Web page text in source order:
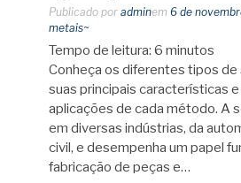
Publicado por adminem 6 de
metais~
Tempo de leitura: 6 minutos
Conheça os diferentes tipos de
suas principais características
aplicações de cada método. A
em diversas indústrias, da
civil, e desempenha um papel
fabricação de peças e…